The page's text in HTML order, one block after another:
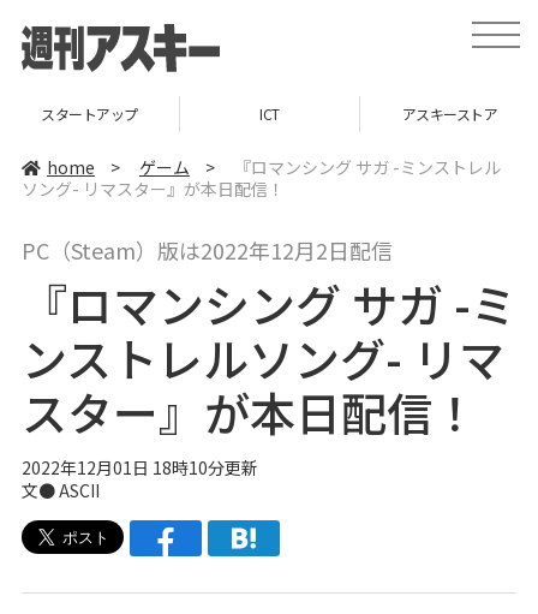
t
o
e
v
n
スタートアップ ICT アスキーストア
home > ゲーム >
『ロマンシング サガ -ミンストレル
ソング- リマスター』が本日配信！
PC（Steam）版は2022年12月2日配信
『ロマンシング サガ -ミ
ンストレルソング- リマ
スター』が本日配信！
2022年12月01日 18時10分更新
文● ASCII